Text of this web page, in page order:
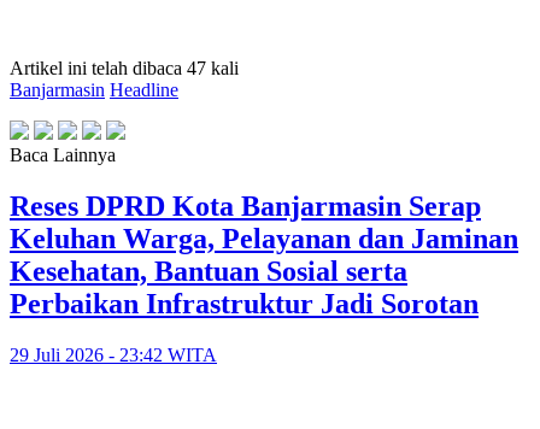
Artikel ini telah dibaca 47 kali
Banjarmasin Headline
Baca Lainnya
Reses DPRD Kota Banjarmasin Serap
Keluhan Warga, Pelayanan dan Jaminan
Kesehatan, Bantuan Sosial serta
Perbaikan Infrastruktur Jadi Sorotan
29 Juli 2026 - 23:42 WITA